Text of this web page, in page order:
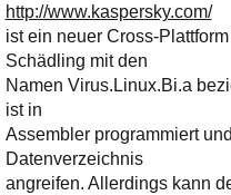
http://www.kaspersky.com/
ist ein neuer Cross-
Schädling mit den
Namen Virus.Linux.Bi.a
ist in
Assembler programmiert
Datenverzeichnis
angreifen. Allerdings kann
bereithält!
Wie z.B. Outlook,
GMail, Thunderbird
oder auch
KuNoMail, usw.
Ihre E-Mail
Adresse: